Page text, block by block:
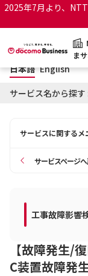
2025年7月より、
ま
NTTドコモ
サポート
OCNのお客さ
オフィシャ
日本語 English
サービスに関する
サービスページ
工事故障影響
【故障発生/
C装置故障発